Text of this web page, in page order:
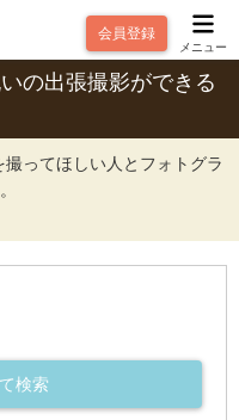
会員登録
メニュー
の出張撮影ができる
ってほしい人とフォトグラ
検索